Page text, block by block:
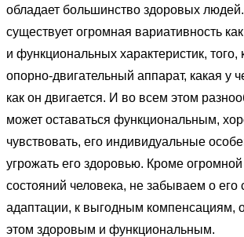
обладает большинство здоровых
существует огромная вариативность
и функциональных характеристик, того,
опорно-двигательный аппарат, какая у
как он двигается. И во всем этом
может оставаться функциональным,
чувствовать, его индивидуальные
угрожать его здоровью. Кроме
состояний человека, не забываем о его
адаптации, к выгодным компенсациям,
этом здоровым и функциональным.